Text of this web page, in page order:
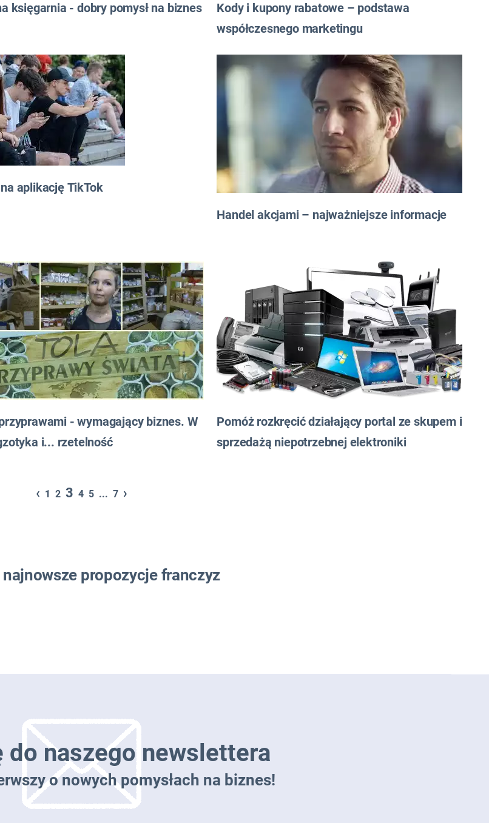
księgarnia - dobry pomysł na biznes
Kody i kupony rabatowe – podstawa
współczesnego marketingu
na aplikację TikTok
Handel akcjami – najważniejsze informacje
- wymagający biznes. W
i... rzetelność
Pomóż rozkręcić działający portal ze skupem i
sprzedażą niepotrzebnej elektroniki
‹ 1 2 3 4 5 ... 7 ›
propozycje franczyz
do naszego newslettera
o nowych pomysłach na biznes!